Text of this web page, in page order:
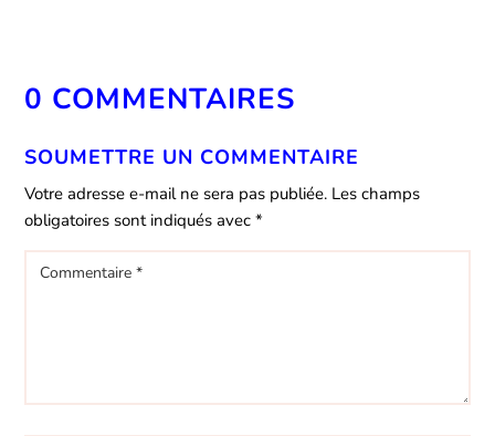
0 COMMENTAIRES
SOUMETTRE UN COMMENTAIRE
Votre adresse e-mail ne sera pas publiée. Les champs
obligatoires sont indiqués avec*